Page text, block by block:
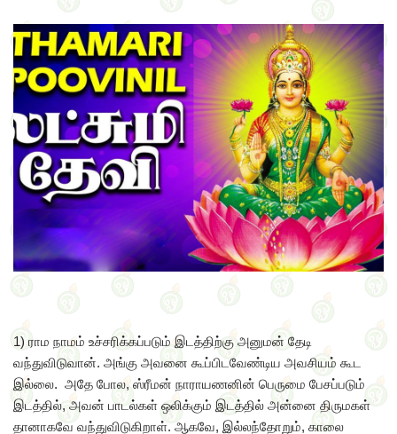
1) ராம நாமம் உச்சரிக்கப்படும் இடத்திற்கு அனுமன் தேடி
வந்துவிடுவான். அங்கு அவனை கூப்பிடவேண்டிய அவசியம் கூட
இல்லை. அதே போல, ஸ்ரீமன் நாராயணனின் பெருமை பேசப்படும்
இடத்தில், அவன் பாடல்கள் ஒலிக்கும் இடத்தில் அன்னை திருமகள்
தானாகவே வந்துவிடுகிறாள். ஆகவே, இல்லந்தோறும், காலை